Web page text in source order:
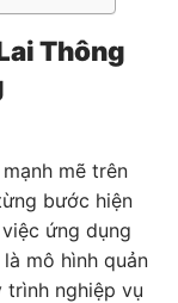
Thông
mẽ trên
bước hiện
ứng dụng
mô hình quản
trình nghiệp vụ